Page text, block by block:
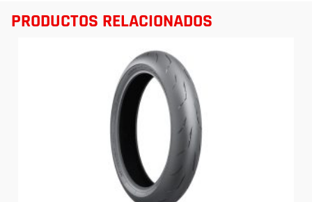
PRODUCTOS RELACIONADOS